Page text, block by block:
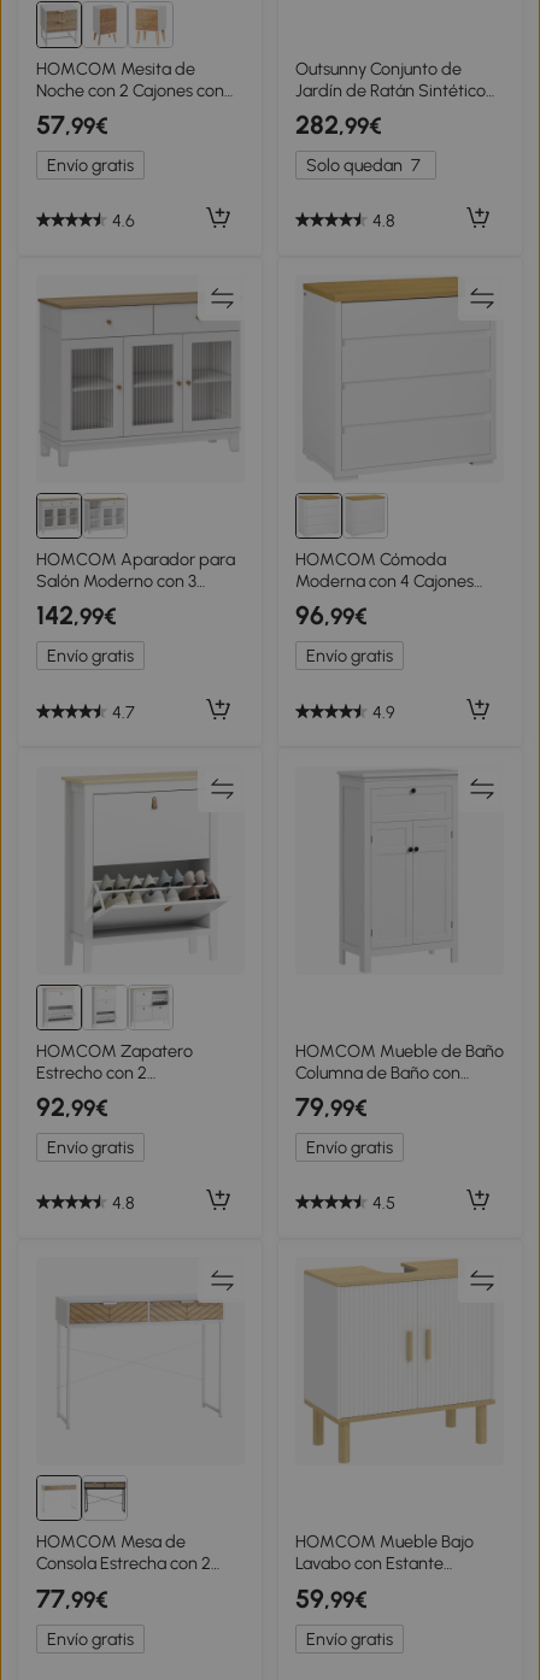
HOMCOM Mesita de
Noche con 2 Cajones con
Patas de Acero Mesilla
Auxiliar para Salón
Dormitorio 45x39x48cm
Blanco y Roble
57,99€
Envío gratis
4.6
Outsunny Conjunto de
Jardín de Ratán Sintético
con Sofá Doble 2 Sillones y
Mesa de Centro con
Encimera de Cristal y
Cojines
282,99€
Solo quedan 7
4.8
HOMCOM Aparador para
Salón Moderno con 3
Puertas de Vidrio Estriado 2
Cajones y Estantes
Ajustables 100x35x80,3 cm
Blanco
142,99€
Envío gratis
4.7
HOMCOM Cómoda
Moderna con 4 Cajones
Mueble Cajonera de
Madera para Dormitorio
Salón Habitación
70x37x75 cm Blanco y
96,99€
Envío gratis
4.9
HOMCOM Zapatero
Estrecho con 2
Compartimentos y
Tiradores de Cuero PU
para Pasillos y Recibidores
80x24x95,5 cm Blanco y
92,99€
Envío gratis
4.8
HOMCOM Mueble de Baño
Columna de Baño con
Cajón 2 Puertas y Estantes
Ajustables Armario de
Baño Moderno
60x30x102,5 cm Blanco
79,99€
Envío gratis
4.5
HOMCOM Mesa de
Consola Estrecha con 2
Cajones Diseño de Líneas
Talladas Estilo Moderna
Blanco y Roble
77,99€
Envío gratis
HOMCOM Mueble Bajo
Lavabo con Estante
Ajustable Armario para
Lavabo sin Pedestal con
Puertas Acanaladas
60x30x61 cm Blanco
59,99€
Envío gratis